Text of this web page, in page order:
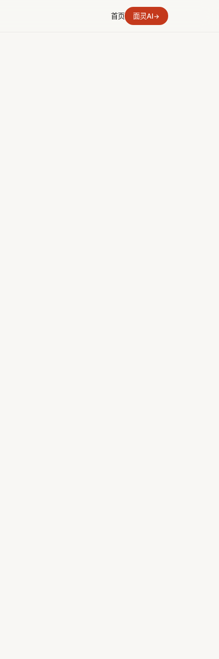
首页 面灵AI→